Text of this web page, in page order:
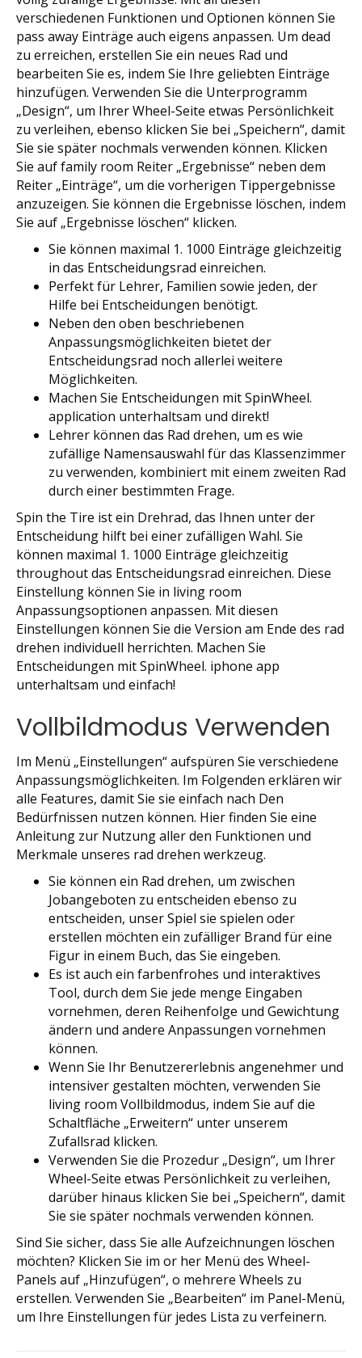
verschiedenen Funktionen und Optionen können Sie
pass away Einträge auch eigens anpassen. Um dead
zu erreichen, erstellen Sie ein neues Rad und
bearbeiten Sie es, indem Sie Ihre geliebten Einträge
hinzufügen. Verwenden Sie die Unterprogramm
„Design“, um Ihrer Wheel-Seite etwas Persönlichkeit
zu verleihen, ebenso klicken Sie bei „Speichern“, damit
Sie sie später nochmals verwenden können. Klicken
Sie auf family room Reiter „Ergebnisse“ neben dem
Reiter „Einträge“, um die vorherigen Tippergebnisse
anzuzeigen. Sie können die Ergebnisse löschen, indem
Sie auf „Ergebnisse löschen“ klicken.
Sie können maximal 1. 1000 Einträge gleichzeitig
in das Entscheidungsrad einreichen.
Perfekt für Lehrer, Familien sowie jeden, der
Hilfe bei Entscheidungen benötigt.
Neben den oben beschriebenen
Anpassungsmöglichkeiten bietet der
Entscheidungsrad noch allerlei weitere
Möglichkeiten.
Machen Sie Entscheidungen mit SpinWheel.
application unterhaltsam und direkt!
Lehrer können das Rad drehen, um es wie
zufällige Namensauswahl für das Klassenzimmer
zu verwenden, kombiniert mit einem zweiten Rad
durch einer bestimmten Frage.
Spin the Tire ist ein Drehrad, das Ihnen unter der
Entscheidung hilft bei einer zufälligen Wahl. Sie
können maximal 1. 1000 Einträge gleichzeitig
throughout das Entscheidungsrad einreichen. Diese
Einstellung können Sie in living room
Anpassungsoptionen anpassen. Mit diesen
Einstellungen können Sie die Version am Ende des rad
drehen individuell herrichten. Machen Sie
Entscheidungen mit SpinWheel. iphone app
unterhaltsam und einfach!
Vollbildmodus Verwenden
Im Menü „Einstellungen“ aufspüren Sie verschiedene
Anpassungsmöglichkeiten. Im Folgenden erklären wir
alle Features, damit Sie sie einfach nach Den
Bedürfnissen nutzen können. Hier finden Sie eine
Anleitung zur Nutzung aller den Funktionen und
Merkmale unseres rad drehen werkzeug.
Sie können ein Rad drehen, um zwischen
Jobangeboten zu entscheiden ebenso zu
entscheiden, unser Spiel sie spielen oder
erstellen möchten ein zufälliger Brand für eine
Figur in einem Buch, das Sie eingeben.
Es ist auch ein farbenfrohes und interaktives
Tool, durch dem Sie jede menge Eingaben
vornehmen, deren Reihenfolge und Gewichtung
ändern und andere Anpassungen vornehmen
können.
Wenn Sie Ihr Benutzererlebnis angenehmer und
intensiver gestalten möchten, verwenden Sie
living room Vollbildmodus, indem Sie auf die
Schaltfläche „Erweitern“ unter unserem
Zufallsrad klicken.
Verwenden Sie die Prozedur „Design“, um Ihrer
Wheel-Seite etwas Persönlichkeit zu verleihen,
darüber hinaus klicken Sie bei „Speichern“, damit
Sie sie später nochmals verwenden können.
Sind Sie sicher, dass Sie alle Aufzeichnungen löschen
möchten? Klicken Sie im or her Menü des Wheel-
Panels auf „Hinzufügen“, o mehrere Wheels zu
erstellen. Verwenden Sie „Bearbeiten“ im Panel-Menü,
um Ihre Einstellungen für jedes Lista zu verfeinern.